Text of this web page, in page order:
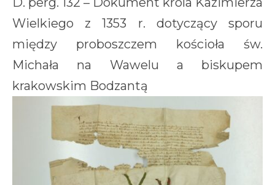
Wielkiego z 1353 r. dotyczący sporu
między proboszczem kościoła św.
Michała na Wawelu a biskupem
krakowskim Bodzantą